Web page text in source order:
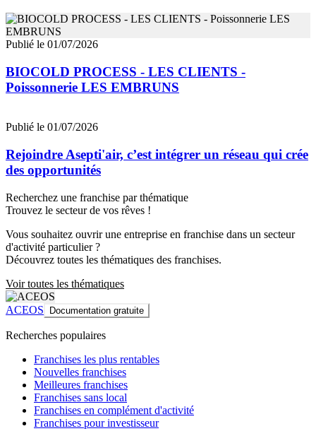
Publié le 01/07/2026
BIOCOLD PROCESS - LES CLIENTS -
Poissonnerie LES EMBRUNS
Publié le 01/07/2026
Rejoindre Asepti'air, c’est intégrer un réseau qui crée
des opportunités
Recherchez une franchise par thématique
Trouvez le secteur de vos rêves !
Vous souhaitez ouvrir une entreprise en franchise dans un secteur
d'activité particulier ?
Découvrez toutes les thématiques des franchises.
Voir toutes les thématiques
ACEOS Documentation gratuite
Recherches populaires
Franchises les plus rentables
Nouvelles franchises
Meilleures franchises
Franchises sans local
Franchises en complément d'activité
Franchises pour investisseur